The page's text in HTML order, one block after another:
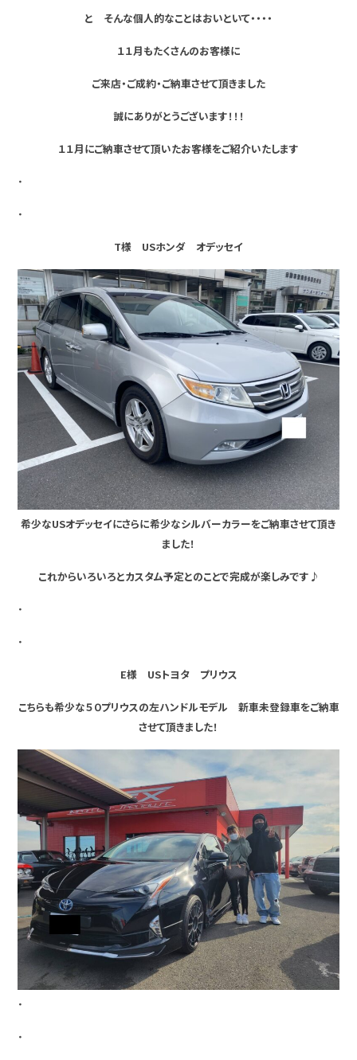
と そんな個人的なことはおいといて・・・・
１１月もたくさんのお客様に
ご来店・ご成約・ご納車させて頂きました
誠にありがとうございます！！！
１１月にご納車させて頂いたお客様をご紹介いたします
・
・
T様 USホンダ オデッセイ
希少なUSオデッセイにさらに希少なシルバーカラーをご納車させて頂き
ました！
これからいろいろとカスタム予定とのことで完成が楽しみです♪
・
・
E様 USトヨタ プリウス
こちらも希少な５０プリウスの左ハンドルモデル 新車未登録車をご納車
させて頂きました！
・
・